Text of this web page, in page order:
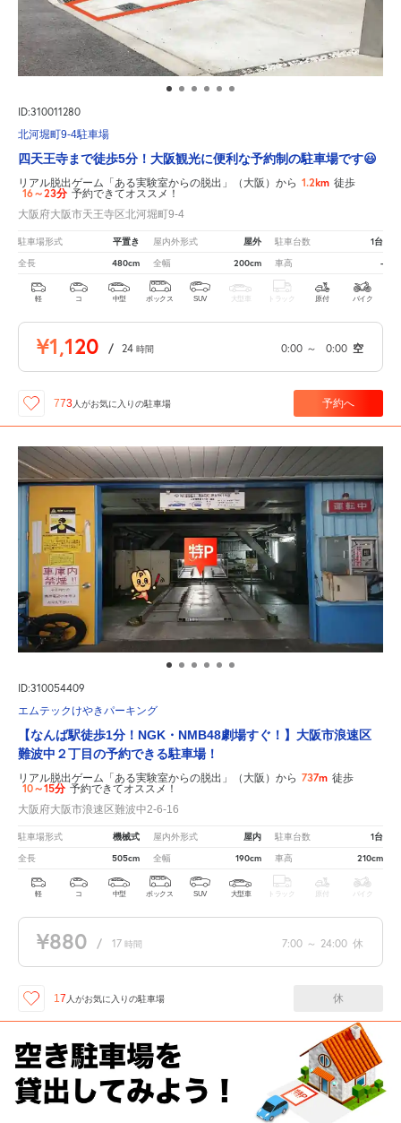
ID:310011280
北河堀町9-4駐車場
四天王寺まで徒歩5分！大阪観光に便利な予約制の駐車場です😃
リアル脱出ゲーム「ある実験室からの脱出」（大阪）から 1.2km 徒歩
16～23分 予約できてオススメ！
大阪府大阪市天王寺区北河堀町9-4
駐車場形式 平置き 屋内外形式 屋外 駐車台数 1台
全長 480cm 全幅 200cm 車高 -
軽 コ 中型 ボックス SUV 大型車 トラック 原付 バイク
¥1,120 / 24 時間 0:00 ～ 0:00 空
773人がお気に入りの駐車場 予約へ
ID:310054409
エムテックけやきパーキング
【なんば駅徒歩1分！NGK・NMB48劇場すぐ！】大阪市浪速区
難波中２丁目の予約できる駐車場！
リアル脱出ゲーム「ある実験室からの脱出」（大阪）から 737m 徒歩
10～15分 予約できてオススメ！
大阪府大阪市浪速区難波中2-6-16
駐車場形式 機械式 屋内外形式 屋内 駐車台数 1台
全長 505cm 全幅 190cm 車高 210cm
軽 コ 中型 ボックス SUV 大型車 トラック 原付 バイク
¥880 / 17 時間 7:00 ～ 24:00 休
17 人がお気に入りの駐車場 休